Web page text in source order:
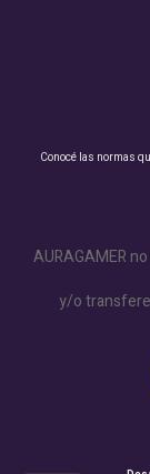
Conocé las normas
AURAGAMER
y/o